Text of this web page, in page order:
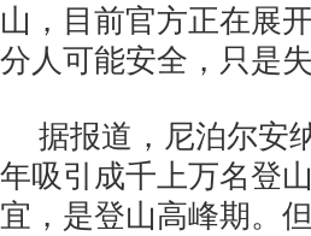
山，目前官方正在展
分人可能安全，只是失
据报道，尼泊尔安
年吸引成千上万名登
宜，是登山高峰期。